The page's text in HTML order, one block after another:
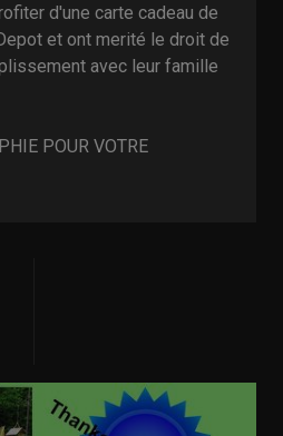
d'une carte cadeau de
et ont merité le droit de
avec leur famille
POUR VOTRE